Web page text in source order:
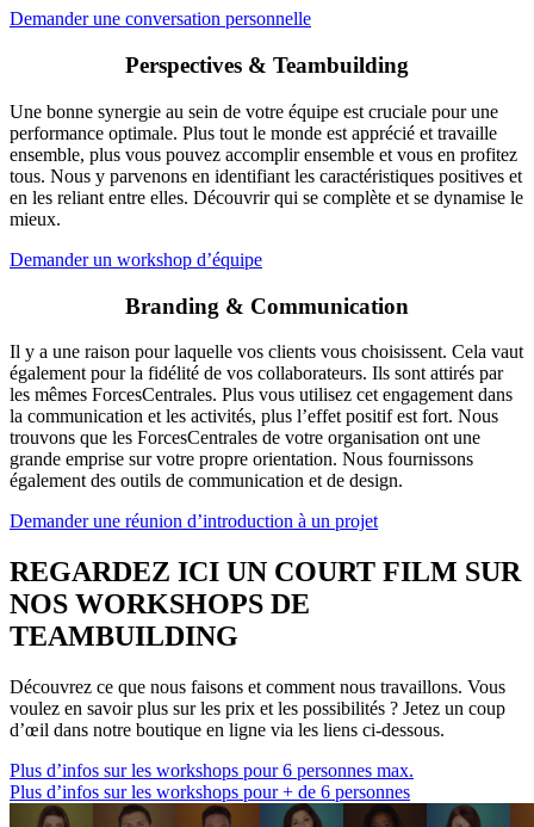
Demander une conversation personnelle
Perspectives & Teambuilding
Une bonne synergie au sein de votre équipe est cruciale pour une
performance optimale. Plus tout le monde est apprécié et travaille
ensemble, plus vous pouvez accomplir ensemble et vous en profitez
tous. Nous y parvenons en identifiant les caractéristiques positives et
en les reliant entre elles. Découvrir qui se complète et se dynamise le
mieux.
Demander un workshop d’équipe
Branding & Communication
Il y a une raison pour laquelle vos clients vous choisissent. Cela vaut
également pour la fidélité de vos collaborateurs. Ils sont attirés par
les mêmes ForcesCentrales. Plus vous utilisez cet engagement dans
la communication et les activités, plus l’effet positif est fort. Nous
trouvons que les ForcesCentrales de votre organisation ont une
grande emprise sur votre propre orientation. Nous fournissons
également des outils de communication et de design.
Demander une réunion d’introduction à un projet
REGARDEZ ICI UN COURT FILM SUR
NOS WORKSHOPS DE
TEAMBUILDING
Découvrez ce que nous faisons et comment nous travaillons. Vous
voulez en savoir plus sur les prix et les possibilités ? Jetez un coup
d’œil dans notre boutique en ligne via les liens ci-dessous.
Plus d’infos sur les workshops pour 6 personnes max.
Plus d’infos sur les workshops pour + de 6 personnes